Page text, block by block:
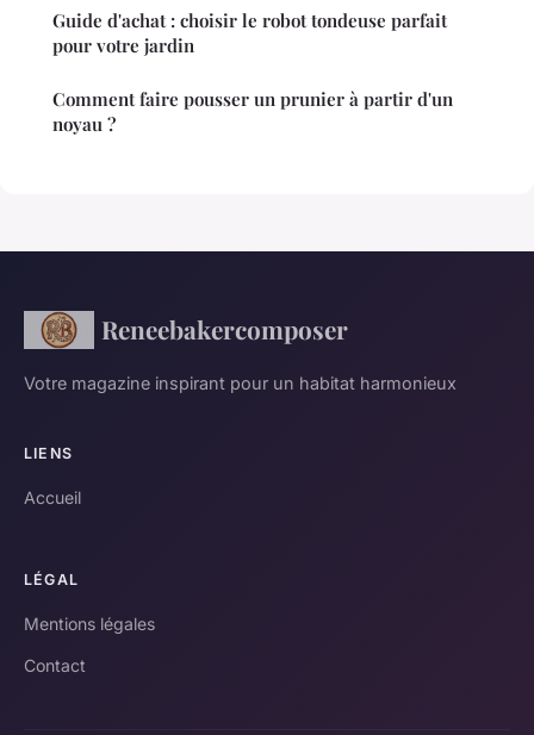
Guide d'achat : choisir le robot tondeuse parfait
pour votre jardin
Comment faire pousser un prunier à partir d'un
noyau ?
Reneebakercomposer
Votre magazine inspirant pour un habitat harmonieux
LIENS
Accueil
LÉGAL
Mentions légales
Contact